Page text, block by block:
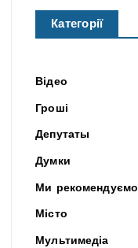
Категорії
Відео
Гроші
Депутаты
Думки
Ми рекомендуємо
Місто
Мультимедіа